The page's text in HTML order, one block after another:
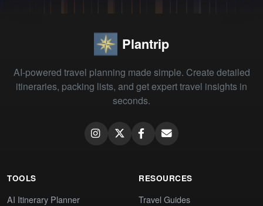
Plantrip
AI-powered travel planning made simple. Create detailed
itineraries, packing lists, and get expert travel insights in
seconds.
TOOLS
AI Itinerary Planner
RESOURCES
Travel Guides